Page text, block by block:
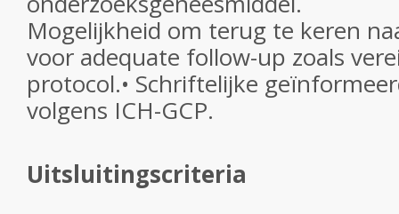
Mogelijkheid om terug te keren
voor adequate follow-up zoals
protocol.• Schriftelijke
volgens ICH-GCP.
Uitsluitingscriteria